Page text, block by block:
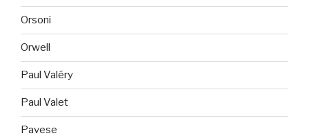
Orsoni
Orwell
Paul Valéry
Paul Valet
Pavese